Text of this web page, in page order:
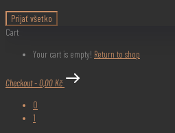
Prijať všetko
Cart
Your cart is empty! Return to shop
Checkout-0,00 Kč
0
1